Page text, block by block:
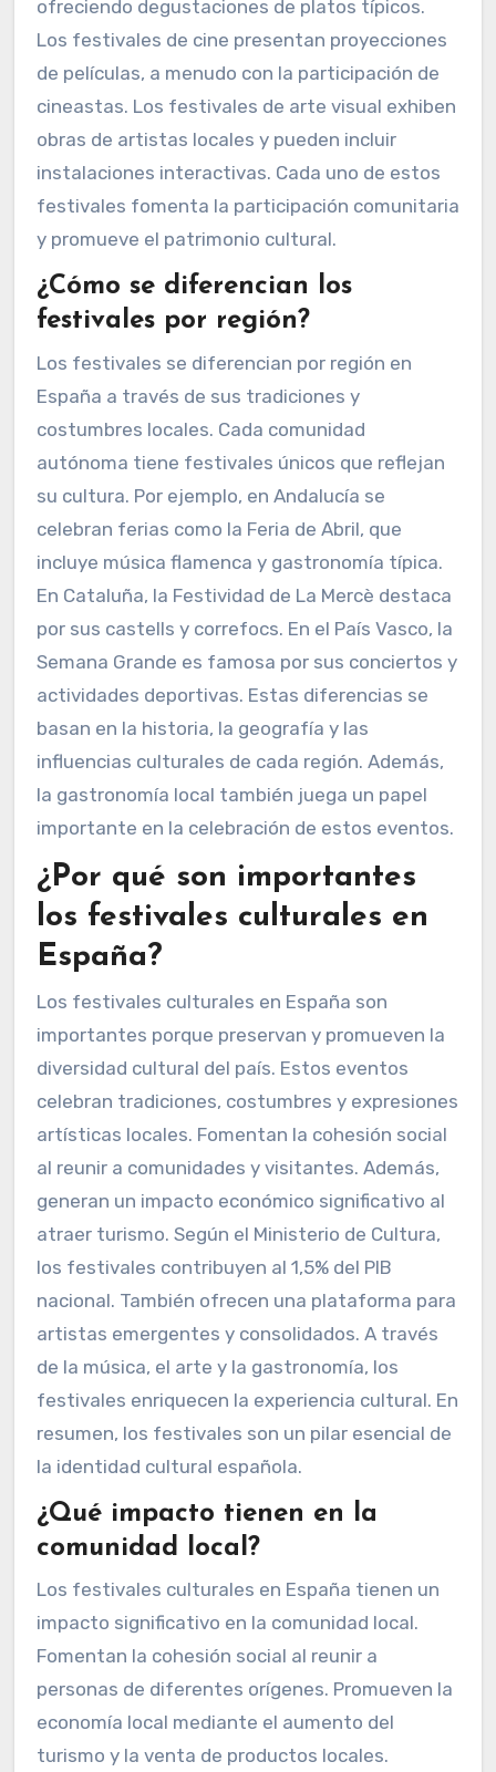
ofreciendo degustaciones de platos típicos.
Los festivales de cine presentan proyecciones
de películas, a menudo con la participación de
cineastas. Los festivales de arte visual exhiben
obras de artistas locales y pueden incluir
instalaciones interactivas. Cada uno de estos
festivales fomenta la participación comunitaria
y promueve el patrimonio cultural.
¿Cómo se diferencian los
festivales por región?
Los festivales se diferencian por región en
España a través de sus tradiciones y
costumbres locales. Cada comunidad
autónoma tiene festivales únicos que reflejan
su cultura. Por ejemplo, en Andalucía se
celebran ferias como la Feria de Abril, que
incluye música flamenca y gastronomía típica.
En Cataluña, la Festividad de La Mercè destaca
por sus castells y correfocs. En el País Vasco, la
Semana Grande es famosa por sus conciertos y
actividades deportivas. Estas diferencias se
basan en la historia, la geografía y las
influencias culturales de cada región. Además,
la gastronomía local también juega un papel
importante en la celebración de estos eventos.
¿Por qué son importantes
los festivales culturales en
España?
Los festivales culturales en España son
importantes porque preservan y promueven la
diversidad cultural del país. Estos eventos
celebran tradiciones, costumbres y expresiones
artísticas locales. Fomentan la cohesión social
al reunir a comunidades y visitantes. Además,
generan un impacto económico significativo al
atraer turismo. Según el Ministerio de Cultura,
los festivales contribuyen al 1,5% del PIB
nacional. También ofrecen una plataforma para
artistas emergentes y consolidados. A través
de la música, el arte y la gastronomía, los
festivales enriquecen la experiencia cultural. En
resumen, los festivales son un pilar esencial de
la identidad cultural española.
¿Qué impacto tienen en la
comunidad local?
Los festivales culturales en España tienen un
impacto significativo en la comunidad local.
Fomentan la cohesión social al reunir a
personas de diferentes orígenes. Promueven la
economía local mediante el aumento del
turismo y la venta de productos locales.